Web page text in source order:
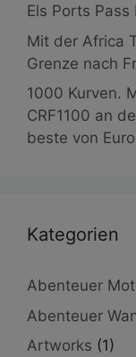
Els Ports
Mit der Africa
Grenze nach
1000 Kurven.
CRF1100 an
beste von
Kategorien
Abenteuer
Abenteuer
Artworks (1)